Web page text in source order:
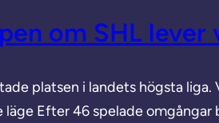
om SHL lever
platsen i landets högsta
Efter 46 spelade omgångar